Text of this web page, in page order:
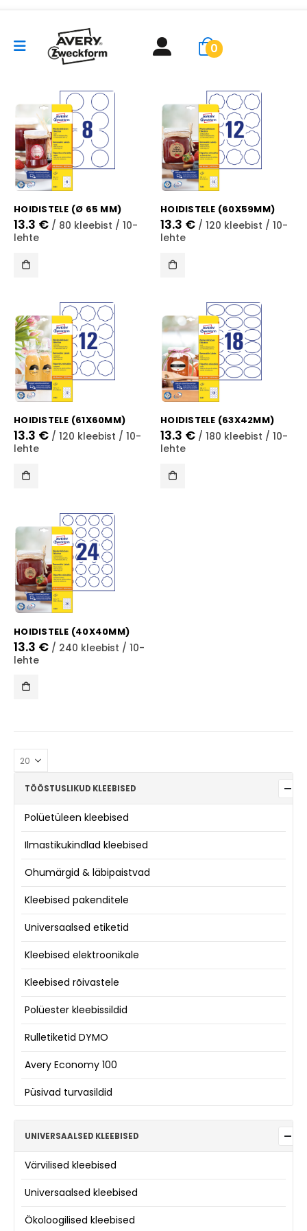
0
HOIDISTELE (Ø 65 MM)
13.3 € / 80 kleebist / 10-
lehte
HOIDISTELE (60X59MM)
13.3 € / 120 kleebist / 10-
lehte
HOIDISTELE (61X60MM)
13.3 € / 120 kleebist / 10-
lehte
HOIDISTELE (63X42MM)
13.3 € / 180 kleebist / 10-
lehte
HOIDISTELE (40X40MM)
13.3 € / 240 kleebist / 10-
lehte
TÖÖSTUSLIKUD KLEEBISED
Polüetüleen kleebised
Ilmastikukindlad kleebised
Ohumärgid & läbipaistvad
Kleebised pakenditele
Universaalsed etiketid
Kleebised elektroonikale
Kleebised rõivastele
Polüester kleebissildid
Rulletiketid DYMO
Avery Economy 100
Püsivad turvasildid
UNIVERSAALSED KLEEBISED
Värvilised kleebised
Universaalsed kleebised
Ökoloogilised kleebised